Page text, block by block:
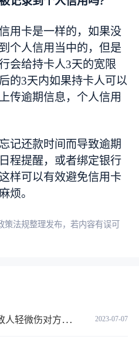
用卡是一样的，如果没
个人信用当中的，但是
会给持卡人3天的宽限
的3天内如果持卡人可以
传逾期信息，个人信用
记还款时间而导致逾期
程提醒，或者绑定银行
样可以有效避免信用卡
烦。
法规整理发布，若内容有误可
2023-07-07
不出院讹人怎么办？